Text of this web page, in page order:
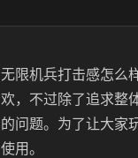
无限机兵打击感怎么
欢，不过除了追求整
的问题。为了让大家
使用。